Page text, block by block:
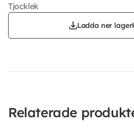
Tjocklek
Ladda ner
Relaterade